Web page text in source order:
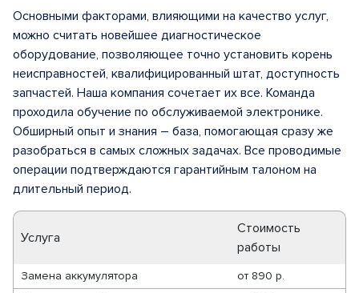
Основными факторами, влияющими на качество услуг,
можно считать новейшее диагностическое
оборудование, позволяющее точно установить корень
неисправностей, квалифицированный штат, доступность
запчастей. Наша компания сочетает их все. Команда
проходила обучение по обслуживаемой электронике.
Обширный опыт и знания – база, помогающая сразу же
разобраться в самых сложных задачах. Все проводимые
операции подтверждаются гарантийным талоном на
длительный период.
Услуга
Стоимость
работы
Замена аккумулятора от 890 р.